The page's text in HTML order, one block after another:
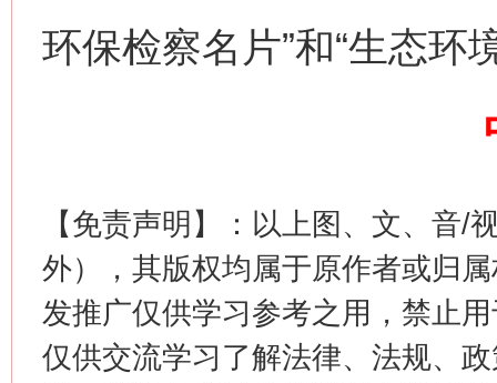
环保检察名片”和“生态环
【免责声明】：以上图、文、音/
外），其版权均属于原作者或归
发推广仅供学习参考之用，禁止
仅供交流学习了解法律、法规、